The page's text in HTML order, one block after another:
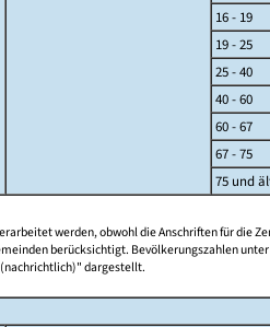
16 - 19
19 - 25
25 - 40
40 - 60
60 - 67
67 - 75
75 und
werden, obwohl die Anschriften für die
berücksichtigt. Bevölkerungszahlen
(nachrichtlich)" dargestellt.